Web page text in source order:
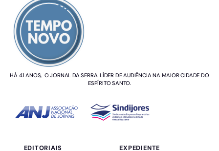
HÁ 41 ANOS, O JORNAL DA SERRA. LÍDER DE AUDIÊNCIA NA MAIOR CIDADE DO
ESPÍRITO SANTO.
EDITORIAIS EXPEDIENTE